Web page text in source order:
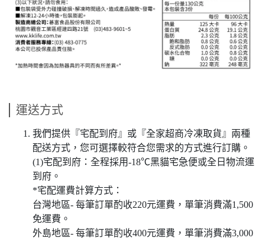
運送方式
我們提供『宅配到府』或『全家超商冷凍取貨』兩種
配送方式，您可選擇較符合您需求的方式進行訂購。
(1)宅配到府：全程採用-18℃黑貓宅急便或全日物流運
到府。
*宅配運費計算方式：
台灣地區- 每筆訂單酌收220元運費，單筆消費滿1,500
免運費。
外島地區- 每筆訂單酌收400元運費，單筆消費滿3,000